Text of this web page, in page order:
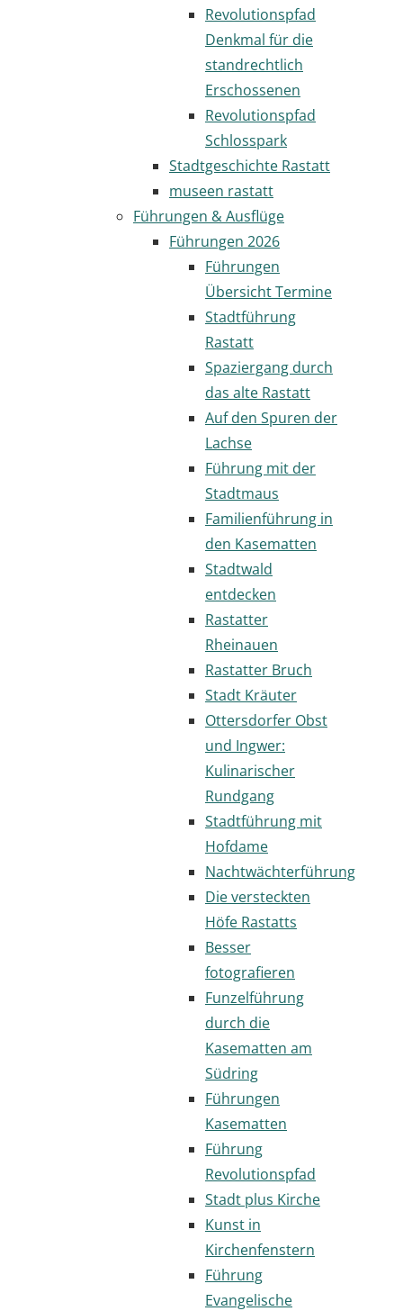
Revolutionspfad
Denkmal für die
standrechtlich
Erschossenen
Revolutionspfad
Schlosspark
Stadtgeschichte Rastatt
museen rastatt
Führungen & Ausflüge
Führungen 2026
Führungen
Übersicht Termine
Stadtführung
Rastatt
Spaziergang durch
das alte Rastatt
Auf den Spuren der
Lachse
Führung mit der
Stadtmaus
Familienführung in
den Kasematten
Stadtwald
entdecken
Rastatter
Rheinauen
Rastatter Bruch
Stadt Kräuter
Ottersdorfer Obst
und Ingwer:
Kulinarischer
Rundgang
Stadtführung mit
Hofdame
Nachtwächterführung
Die versteckten
Höfe Rastatts
Besser
fotografieren
Funzelführung
durch die
Kasematten am
Südring
Führungen
Kasematten
Führung
Revolutionspfad
Stadt plus Kirche
Kunst in
Kirchenfenstern
Führung
Evangelische